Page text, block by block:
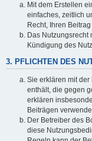
Mit dem Erstellen
einfaches, zeitlich
Recht, Ihren
Das Nutzungsrecht
Kündigung des
3. PFLICHTEN DES
Sie erklären mit
enthält, die gegen
erklären
Beiträgen
Der Betreiber des
diese